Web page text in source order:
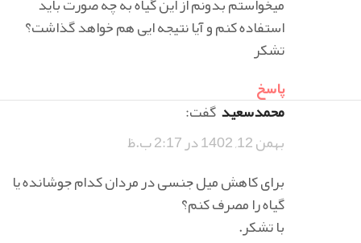
استفاده کنم و آیا نتیجه ایی هم خواهد گذاشت؟
تشکر
پاسخ
محمدسعیدگفت:
بهمن 12, 1402 در 2:17 ب.ظ
برای کاهش میل جنسی در مردان کدام جوشانده یا
گیاه را مصرف کنم؟
با تشکر.